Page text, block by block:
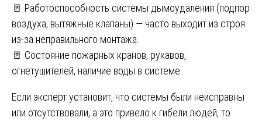
🚪 Работоспособность системы дымоудаления (подпор
воздуха, вытяжные клапаны) — часто выходит из строя
из-за неправильного монтажа.
🚪 Состояние пожарных кранов, рукавов,
огнетушителей, наличие воды в системе.
Если эксперт установит, что системы были неисправны
или отсутствовали, а это привело к гибели людей, то